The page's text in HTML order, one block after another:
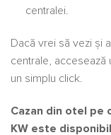
centralei.
Dacă vrei să vezi și
centrale, accesează
un simplu click.
Cazan din otel pe
KW este disponibil